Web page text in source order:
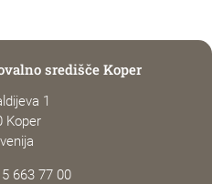
središče Koper
1
Koper
663 77 00